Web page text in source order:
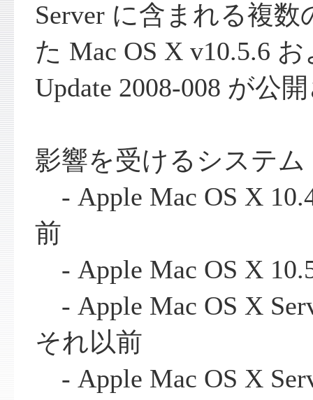
Server に含まれる複
た Mac OS X v10.5.6
Update 2008-008 が公
影響を受けるシステム
- Apple Mac OS X
前
- Apple Mac OS X
- Apple Mac OS X
それ以前
- Apple Mac OS X